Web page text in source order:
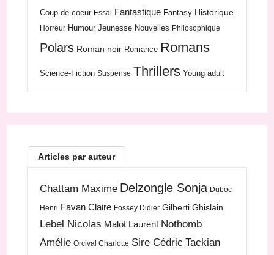
Coup de coeur Essai Fantastique Fantasy Historique
Horreur Humour Jeunesse Nouvelles Philosophique
Polars Roman noir Romance Romans
Science-Fiction Suspense Thrillers Young adult
Articles par auteur
Chattam Maxime Delzongle Sonja Duboc
Henri Favan Claire Fossey Didier Gilberti Ghislain
Lebel Nicolas Malot Laurent Nothomb
Amélie Orcival Charlotte Sire Cédric Tackian